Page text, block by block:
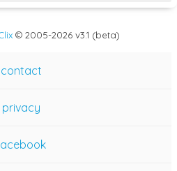
© 2005-2026 v3.1 (beta)
contact
privacy